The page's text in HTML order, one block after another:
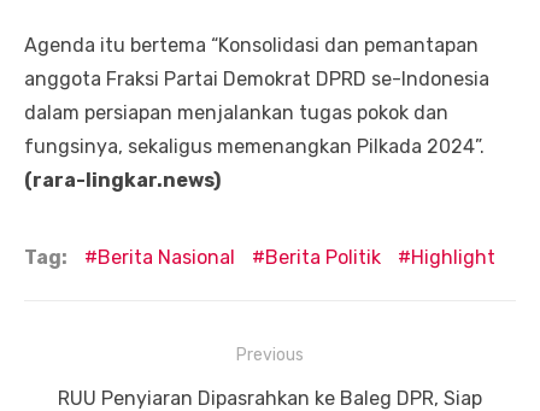
Agenda itu bertema “Konsolidasi dan pemantapan
anggota Fraksi Partai Demokrat DPRD se-Indonesia
dalam persiapan menjalankan tugas pokok dan
fungsinya, sekaligus memenangkan Pilkada 2024”.
(rara-lingkar.news)
Tag: Berita Nasional Berita Politik Highlight
pos
Previous
Previous
RUU Penyiaran Dipasrahkan ke Baleg DPR, Siap